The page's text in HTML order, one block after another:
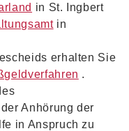
in St. Ingbert
in
erhalten Sie
.
Anhörung der
in Anspruch zu